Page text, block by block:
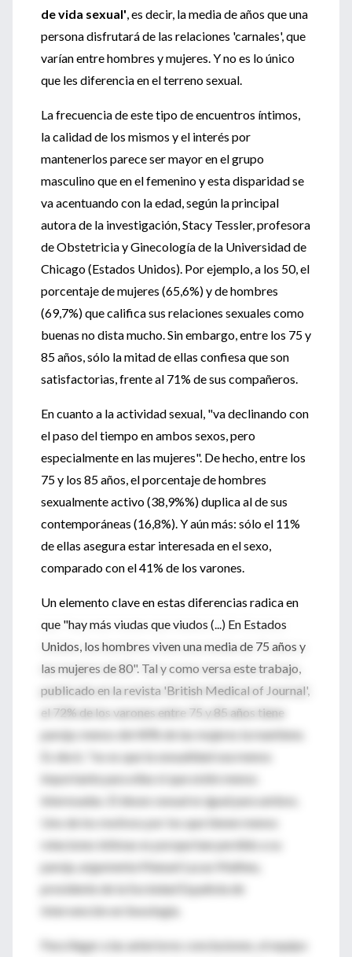
de vida sexual', es decir, la media de años que una
persona disfrutará de las relaciones 'carnales', que
varían entre hombres y mujeres. Y no es lo único
que les diferencia en el terreno sexual.
La frecuencia de este tipo de encuentros íntimos,
la calidad de los mismos y el interés por
mantenerlos parece ser mayor en el grupo
masculino que en el femenino y esta disparidad se
va acentuando con la edad, según la principal
autora de la investigación, Stacy Tessler, profesora
de Obstetricia y Ginecología de la Universidad de
Chicago (Estados Unidos). Por ejemplo, a los 50, el
porcentaje de mujeres (65,6%) y de hombres
(69,7%) que califica sus relaciones sexuales como
buenas no dista mucho. Sin embargo, entre los 75 y
85 años, sólo la mitad de ellas confiesa que son
satisfactorias, frente al 71% de sus compañeros.
En cuanto a la actividad sexual, "va declinando con
el paso del tiempo en ambos sexos, pero
especialmente en las mujeres". De hecho, entre los
75 y los 85 años, el porcentaje de hombres
sexualmente activo (38,9%%) duplica al de sus
contemporáneas (16,8%). Y aún más: sólo el 11%
de ellas asegura estar interesada en el sexo,
comparado con el 41% de los varones.
Un elemento clave en estas diferencias radica en
que "hay más viudas que viudos (...) En Estados
Unidos, los hombres viven una media de 75 años y
las mujeres de 80". Tal y como versa este trabajo,
publicado en la revista 'British Medical of Journal',
el 72% de los varones entre 75 y 85 años tiene
pareja; menos del 40% de las mujeres la mantiene.
Es decir, "no es que la sexualidad sea menos
importante para ellas ni que estén menos
interesadas. El deseo sexual es igual para ambos.
Uno de los motivos por los que tienen menos
relaciones íntimas es porque han perdido a su
pareja, argumenta Manuel Lucas Matheu,
presidente de la Sociedad Española de
Intervención en Sexología.
Para llegar a las anteriores conclusiones, el equipo